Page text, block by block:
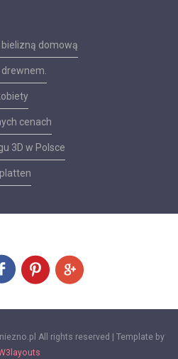
domową
cenach
3D w Polsce
All rights reserved | Template by